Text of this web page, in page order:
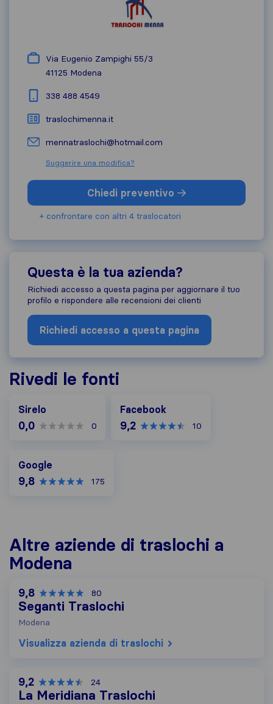
Via Eugenio Zampighi 55/3
41125 Modena
338 488 4549
traslochimenna.it
mennatraslochi@hotmail.com
Suggerire una modifica?
Chiedi preventivo
+ confrontare con altri 4 traslocatori
Questa è la tua azienda?
Richiedi accesso a questa pagina per aggiornare il tuo
profilo e rispondere alle recensioni dei clienti
Richiedi accesso a questa pagina
Rivedi le fonti
Sirelo
0,0 0
Facebook
9,2 10
Google
9,8 175
Altre aziende di traslochi a
Modena
9,8 80
Seganti Traslochi
Modena
Visualizza azienda di traslochi
9,2 24
La Meridiana Traslochi